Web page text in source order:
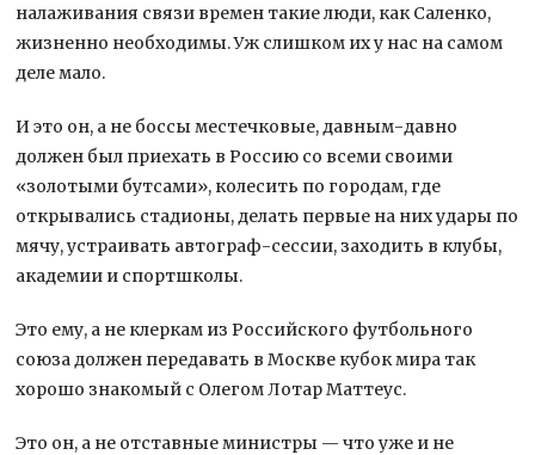
налаживания связи времен такие люди, как Саленко,
жизненно необходимы. Уж слишком их у нас на самом
деле мало.
И это он, а не боссы местечковые, давным-давно
должен был приехать в Россию со всеми своими
«золотыми бутсами», колесить по городам, где
открывались стадионы, делать первые на них удары по
мячу, устраивать автограф-сессии, заходить в клубы,
академии и спортшколы.
Это ему, а не клеркам из Российского футбольного
союза должен передавать в Москве кубок мира так
хорошо знакомый с Олегом Лотар Маттеус.
Это он, а не отставные министры — что уже и не